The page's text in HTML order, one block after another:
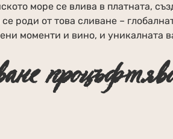
море се влива в платната,
роди от това сливане –
моменти и вино, и уникалната